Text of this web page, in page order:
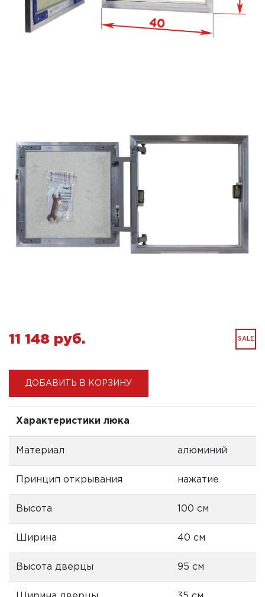
11 148 pуб. SALE
ДОБАВИТЬ В КОРЗИНУ
Характеристики люка
Материал алюминий
Принцип открывания нажатие
Высота 100 см
Ширина 40 см
Высота дверцы 95 см